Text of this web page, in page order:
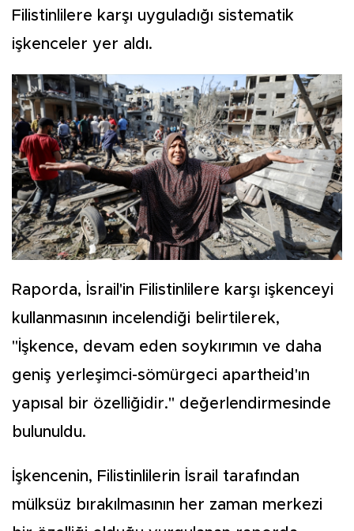
Filistinlilere karşı uyguladığı sistematik
işkenceler yer aldı.
Raporda, İsrail'in Filistinlilere karşı işkenceyi
kullanmasının incelendiği belirtilerek,
"İşkence, devam eden soykırımın ve daha
geniş yerleşimci-sömürgeci apartheid'ın
yapısal bir özelliğidir." değerlendirmesinde
bulunuldu.
İşkencenin, Filistinlilerin İsrail tarafından
mülksüz bırakılmasının her zaman merkezi